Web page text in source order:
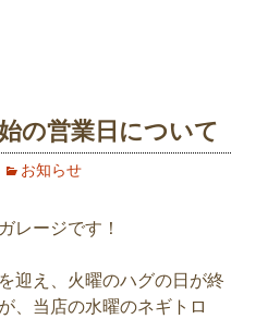
の営業日について
お知らせ
レージです！
迎え、火曜のハグの日が終
、当店の水曜のネギトロ